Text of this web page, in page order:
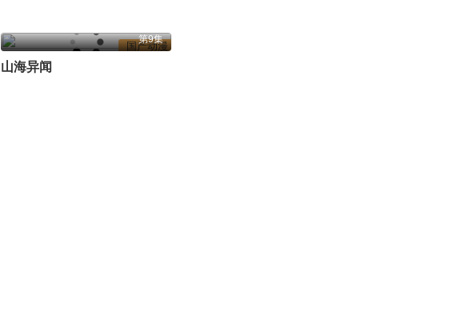
国产动漫
第9集
山海异闻